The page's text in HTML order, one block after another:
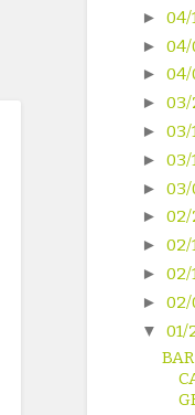
► 04/
► 04/
► 04/
► 03/
► 03/
► 03/
► 03/
► 02/
► 02/
► 02/
► 02/
▼ 01/